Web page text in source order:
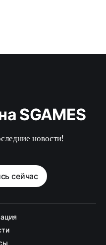
SGAMES
новости!
сейчас